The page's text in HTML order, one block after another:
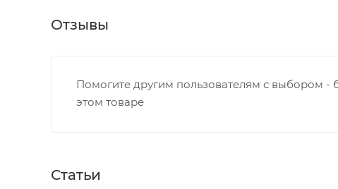
Отзывы
Помогите другим пользователям с выбором -
этом товаре
Статьи